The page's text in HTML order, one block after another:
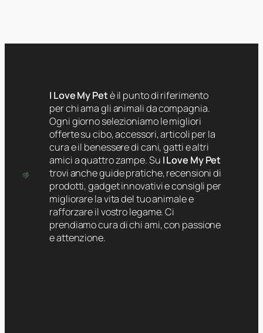
I Love My Petè il punto di riferimento
per chi ama gli animali da compagnia.
Ogni giorno selezioniamo le migliori
offerte su cibo, accessori, articoli per la
cura e il benessere di cani, gatti e altri
amici a quattro zampe. Su I Love My Pet
trovi anche guide pratiche, recensioni di
prodotti, gadget innovativi e consigli per
migliorare la vita del tuo animale e
rafforzare il vostro legame. Ci
prendiamo cura di chi ami, con passione
e attenzione.